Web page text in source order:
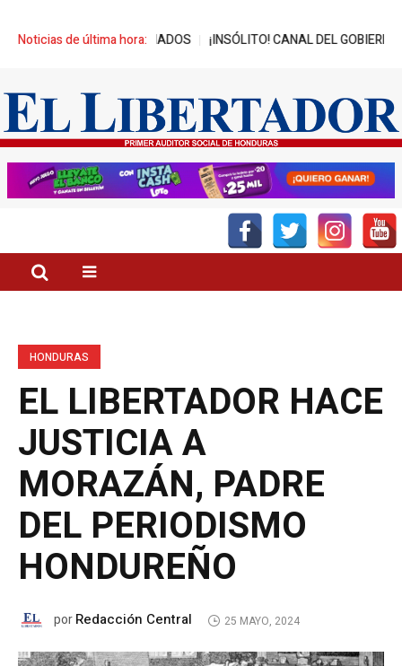
Noticias de última hora:¡INSÓLITO! CANAL DEL GOBIERNO PROMUEVE
HONDURAS
EL LIBERTADOR HACE
JUSTICIA A
MORAZÁN, PADRE
DEL PERIODISMO
HONDUREÑO
porRedacción Central 25 MAYO, 2024